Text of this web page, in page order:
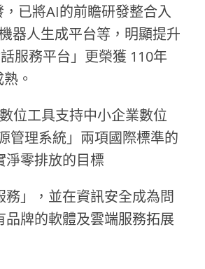
已將AI的前瞻研發整合入
器人生成平台等，明顯提升
服務平台」更榮獲 110年
。
位工具支持中小企業數位
管理系統」兩項國際標準的
淨零排放的目標
」，並在資訊安全成為問
牌的軟體及雲端服務拓展